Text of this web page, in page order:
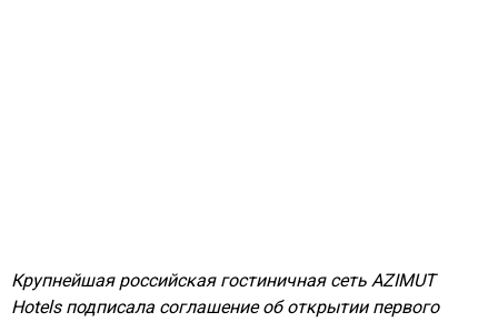
Крупнейшая российская гостиничная сеть AZIMUT
Hotels подписала соглашение об открытии первого